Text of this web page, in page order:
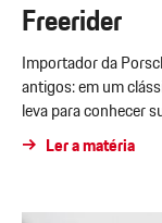
Freerider
Importador da
antigos: em um
leva para conhecer
Ler a matéria